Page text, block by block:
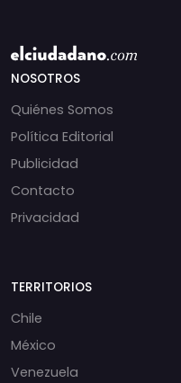
NOSOTROS
Quiénes Somos
Política Editorial
Publicidad
Contacto
Privacidad
TERRITORIOS
Chile
México
Venezuela